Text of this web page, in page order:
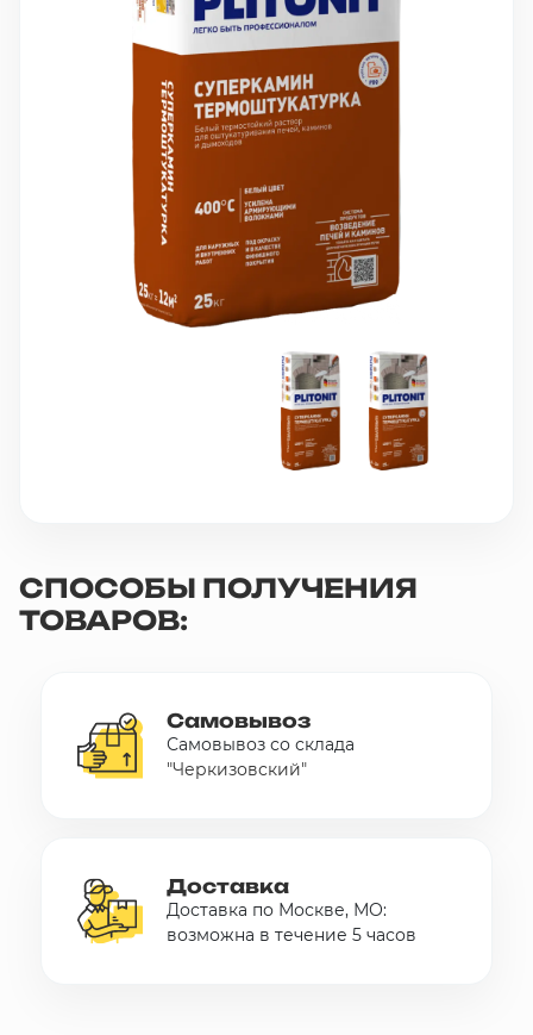
Телеграм
Оплата
Все бренды
СПОСОБЫ ПОЛУЧЕНИЯ
ТОВАРОВ:
Самовывоз
Самовывоз со склада
"Черкизовский"
Доставка
Доставка по Москве, МО:
возможна в течение 5 часов